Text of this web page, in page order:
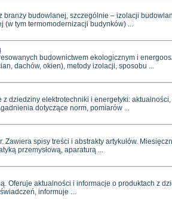
branży budowlanej, szczególnie – izolacji
tym termomodernizacji budynków) ...
budownictwem ekologicznym i
dachów, okien), metody izolacji, sposobu ...
z dziedziny elektrotechniki i energetyki:
dotyczące norm, pomiarów ...
Zawiera spisy treści i abstrakty artykułów.
przemysłową, aparaturą ...
Oferuje aktualności i informacje o produktach z
informuje ...